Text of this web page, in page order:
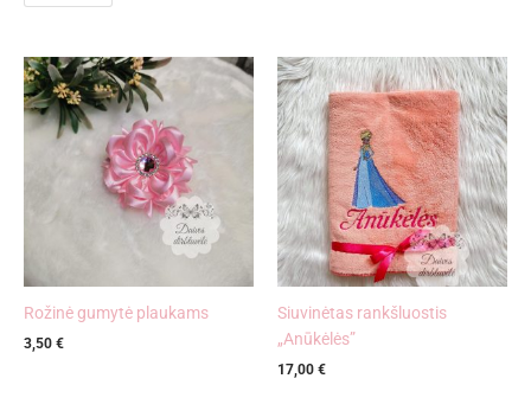
Rožinė gumytė plaukams
3,50 €
Siuvinėtas rankšluostis
„Anūkėlės”
17,00 €